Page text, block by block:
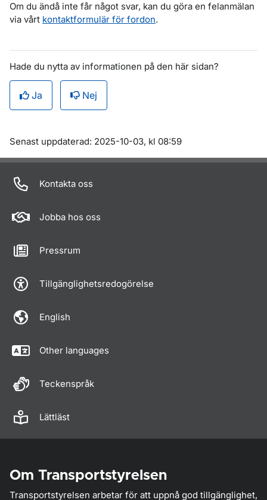
Om du ändå inte får något svar, kan du göra en felanmälan
via vårt kontaktformulär för fordon.
Hade du nytta av informationen på den här sidan?
Ja Nej
Om sidan
Senast uppdaterad: 2025-10-03, kl 08:59
Kontakta oss
Jobba hos oss
Pressrum
Tillgänglighetsredogörelse
English
Other languages
Teckenspråk
Lättläst
Om Transportstyrelsen
Transportstyrelsen arbetar för att uppnå god tillgänglighet,